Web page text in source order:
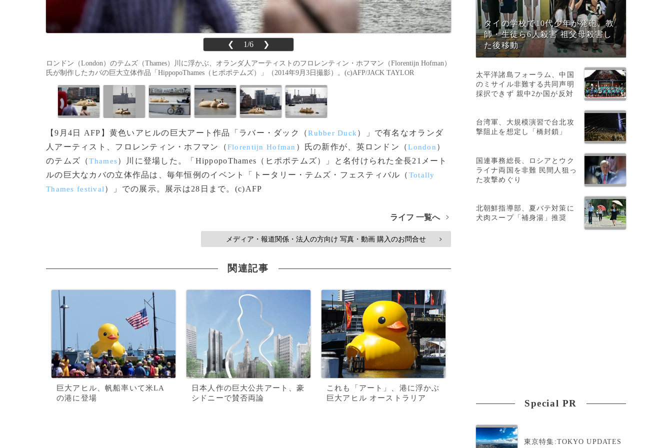
❮ 1/6 ❯
ロンドン（London）のテムズ（Thames）川に浮かぶ、オランダ人アーティストのフロレンティン・ホフマン（Florentijn Hofman）
氏が制作したカバの巨大立体作品「HippopoThames（ヒポポテムズ）」（2014年9月3日撮影）。(c)AFP/JACK TAYLOR
【9月4日 AFP】黄色いアヒルの巨大アート作品「ラバー・ダック（Rubber Duck ）」で有名なオランダ
人アーティスト、フロレンティン・ホフマン（Florentijn Hofman ）氏の新作が、英ロンドン（London ）
のテムズ（Thames）川に登場した。「HippopoThames（ヒポポテムズ）」と名付けられた全長21メート
ルの巨大なカバの立体作品は、毎年恒例のイベント「トータリー・テムズ・フェスティバル（ Totally
Thames festival ）」での展示。展示は28日まで。(c)AFP
ライフ 一覧へ >
メディア・報道関係・法人の方向け 写真・動画 購入のお問合せ >
関連記事
巨大アヒル、帆船率いて米LA
の港に登場
日本人作の巨大公共アート、豪
シドニーで賛否両論
これも「アート」、港に浮かぶ
巨大アヒル オーストラリア
タイの学校で10代少年が発砲、教
師・生徒ら6人殺害 祖父母殺害し
た後移動
太平洋諸島フォーラム、中国
のミサイル非難する共同声明
採択できず 親中2か国が反対
台湾軍、大規模演習で台北攻
撃阻止を想定し「橋封鎖」
国連事務総長、ロシアとウク
ライナ両国を非難 民間人狙っ
た攻撃めぐり
北朝鮮指導部、夏バテ対策に
犬肉スープ「補身湯」推奨
Special PR
東京特集:TOKYO UPDATES